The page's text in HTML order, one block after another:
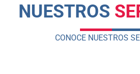
NUESTROS
CONOCE NUESTROS